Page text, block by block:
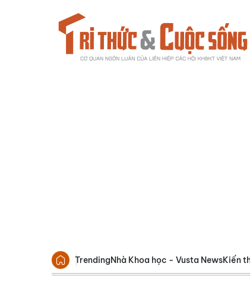
TrendingNhà Khoa học - Vusta NewsKiến